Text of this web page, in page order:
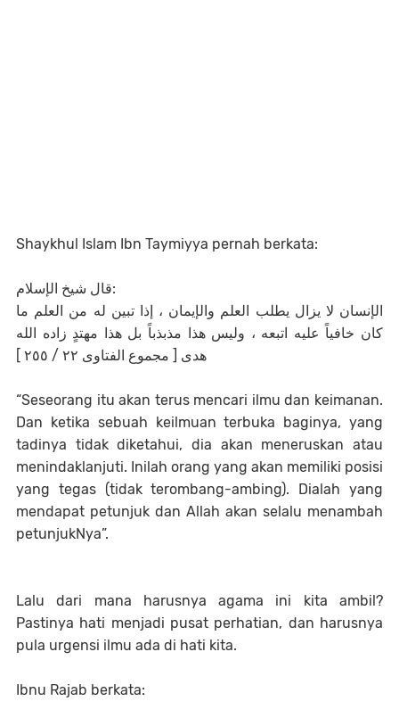
Shaykhul Islam Ibn Taymiyya pernah berkata:
قال شيخ الإسلام:
الإنسان لا يزال يطلب العلم والإيمان ، إذا تبين له من العلم ما
كان خافياً عليه اتبعه ، وليس هذا مذبذباً بل هذا مهتدٍ زاده الله
هدى [ مجموع الفتاوى ٢٢ / ٢٥٥ ]
“Seseorang itu akan terus mencari ilmu dan keimanan.
Dan ketika sebuah keilmuan terbuka baginya, yang
tadinya tidak diketahui, dia akan meneruskan atau
menindaklanjuti. Inilah orang yang akan memiliki posisi
yang tegas (tidak terombang-ambing). Dialah yang
mendapat petunjuk dan Allah akan selalu menambah
petunjukNya”.
Lalu dari mana harusnya agama ini kita ambil?
Pastinya hati menjadi pusat perhatian, dan harusnya
pula urgensi ilmu ada di hati kita.
Ibnu Rajab berkata: